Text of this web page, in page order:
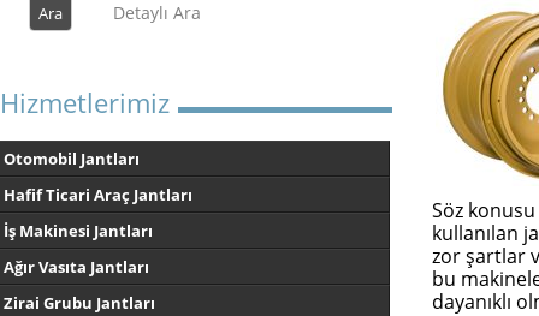
Detaylı Ara
Hizmetlerimiz
Otomobil Jantları
Hafif Ticari Araç Jantları
İş Makinesi Jantları
Ağır Vasıta Jantları
Zirai Grubu Jantları
Söz
kullanılan
zor şartlar
bu
dayanıklı